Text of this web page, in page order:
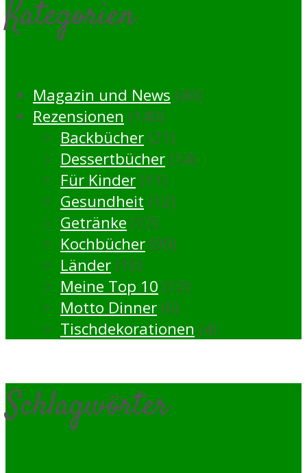
Kategorien
Magazin und News (40)
Rezensionen (140)
Backbücher (21)
Dessertbücher (14)
Für Kinder (11)
Gesundheit (12)
Getränke (17)
Kochbücher (99)
Länder (15)
Meine Top 10 (12)
Motto Dinner (6)
Tischdekorationen (4)
Schlagwörter